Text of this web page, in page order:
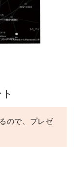
ので、プレゼ